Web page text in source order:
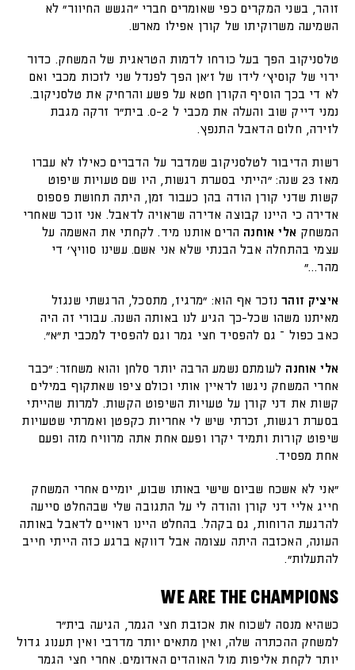
זוהר, בשני המקרים כפי שאומרים חברי "הגשש החיוור" לא
השמיעה משרוקיתו של קורן אפילו מארש.
טלסניקוב הפך בעל כורחו לדמות הטראגית של המשחק. כדור
ירוי של קוסיץ' לידו של ז'אן הפך לפנדל שני לזכות מכבי ואם
לא די בכך הוסיף הקורן חטא על פשע והרחיק את טלסניקוב.
נמני דייק שוב והעלה את מכבי ל 0-2. בית"ר זרקה מגבת
לזירה, חלום הדאבל התנפץ.
רשות הדיבור לטלסניקוב שמדבר על הדברים כאילו לא עברו
מאז 23 שנה: "הייתי בסערת רגשות, היו שם טעויות שיפוט
קשות שדני קורן הודה בהן כעבור זמן, היתה תחושת פספוס
אדירה כי היינו קבוצה אדירה שראויה לדאבל. אני זוכר שאחרי
המשחק אלי אוחנה הרים אותנו מיד. לקחתי את האשמה על
עצמי בהתחלה אבל הבנתי שלא אני אשם. עשינו סוויץ' די
מהר…"
איציק זוהרנזכר אף הוא: "מרגיז, מתסכל, הרגשתי שנגזל
מאיתנו משהו שכל-כך הגיע לנו באותה השנה. עבורי זה היה
כאב כפול – גם להפסיד חצי גמר וגם להפסיד למכבי ת"א".
אלי אוחנה לעומתם נשמע הרבה יותר סלחן והוא משחזר: "כבר
אחרי המשחק ניגשו לראיין אותי וכולם ציפו שאתקוף במילים
קשות את דני קורן על טעויות השיפוט הקשות. למרות שהייתי
בסערת רגשות, זכרתי שיש לי אחריות כקפטן ואמרתי שטעויות
שיפוט קורות ותמיד יקרו ופעם אחת אתה מרוויח מזה ופעם
אחת מפסיד.
"אני לא אשכח שביום שישי באותו שבוע, יומיים אחרי המשחק
חייג אליי דני קורן והודה לי על התגובה שלי שבהחלט סייעה
להרגעת הרוחות, גם בקהל. בהחלט היינו ראויים לדאבל באותה
העונה, האכזבה היתה עצומה אבל דווקא ברגע כזה הייתי חייב
להתעלות".
WE ARE THE CHAMPIONS
כשהיא מנסה לשכוח את אכזבת חצי הגמר, הגיעה בית"ר
למשחק ההכתרה שלה, ואין מתאים יותר מדרבי ואין תענוג גדול
יותר לקחת אליפות מול האוהדים האדומים. אחרי חצי הגמר